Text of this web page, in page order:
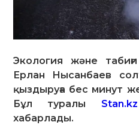
Экология және
Ерлан Нысанбаев
қыздыруға бес минут
Бұл туралы Stan.kz
хабарлады.